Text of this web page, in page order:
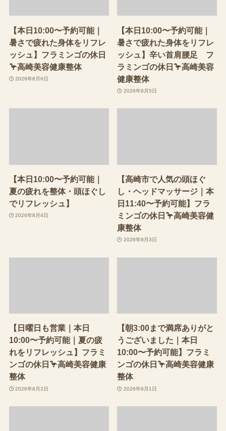
【本日10:00〜予約可能｜
暑さで疲れた身体をリフレ
ッシュ】フラミンゴの休日
🦩高崎美容健康整体
2026年8月6日
【本日10:00〜予約可能｜
暑さで疲れた身体をリフレ
ッシュ】辛い首肩腰足 フ
ラミンゴの休日🦩高崎美容
健康整体
2026年8月5日
【本日10:00〜予約可能｜
夏の疲れを整体・頭ほぐし
でリフレッシュ】
2026年8月4日
【高崎市で人気の頭ほぐ
し・ヘッドマッサージ｜本
日11:40〜予約可能】フラ
ミンゴの休日🦩高崎美容健
康整体
2026年8月3日
【日曜日も営業｜本日
10:00〜予約可能｜夏の疲
れをリフレッシュ】フラミ
ンゴの休日🦩高崎美容健康
整体
2026年8月2日
【朝3:00まで満席ありがと
うございました｜本日
10:00〜予約可能】フラミ
ンゴの休日🦩高崎美容健康
整体
2026年8月1日